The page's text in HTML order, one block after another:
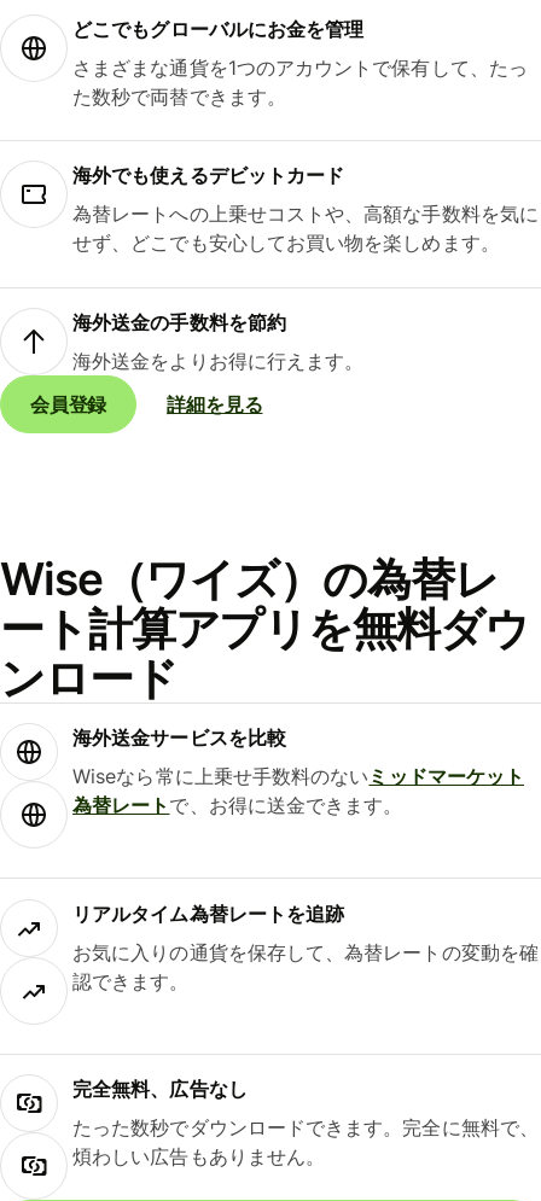
どこでもグ⁠ロ⁠ー⁠バ⁠ルにお金を管理
さまざまな通貨を1つのアカウントで保有して、たっ
た数秒で両替できます。
海外でも使えるデビットカード
為替レートへの上乗せコストや、高額な手数料を気に
せず、どこでも安心してお買い物を楽しめます。
海外送金の手数料を節約
海外送金をよりお得に行えます。
会員登録
詳細を見る
Wise（ワイズ）の為替レ
ート計算アプリを無料ダウ
ンロード
海外送金サービスを比較
Wiseなら常に上乗せ手数料のない ミッドマーケット
為替レート で、お得に送金できます。
リアルタイム為替レートを追跡
お気に入りの通貨を保存して、為替レートの変動を確
認できます。
完全無料、広告なし
たった数秒でダウンロードできます。完全に無料で、
煩わしい広告もありません。